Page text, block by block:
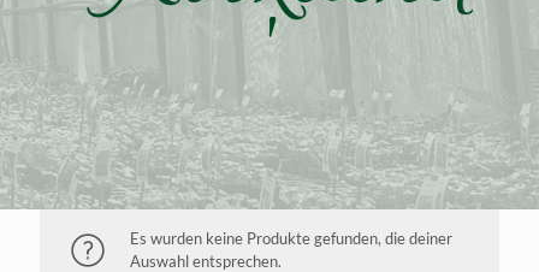
'
Es wurden keine Produkte gefunden, die deiner
Auswahl entsprechen.